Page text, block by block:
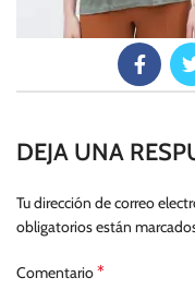
DEJA UNA
Tu dirección de correo
obligatorios están
Comentario*